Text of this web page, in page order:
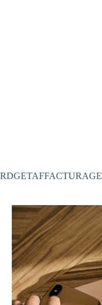
RDGETAFFACTURAGE